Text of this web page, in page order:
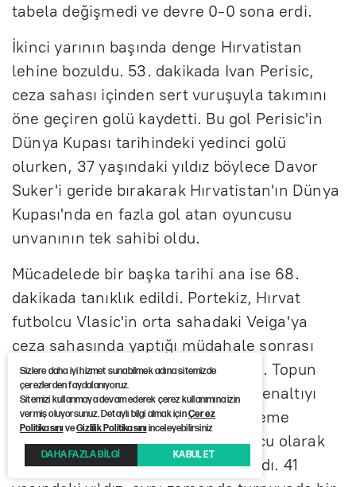
tabela değişmedi ve devre 0-0 sona erdi.
İkinci yarının başında denge Hırvatistan
lehine bozuldu. 53. dakikada Ivan Perisic,
ceza sahası içinden sert vuruşuyla takımını
öne geçiren golü kaydetti. Bu gol Perisic'in
Dünya Kupası tarihindeki yedinci golü
olurken, 37 yaşındaki yıldız böylece Davor
Suker'i geride bırakarak Hırvatistan'ın Dünya
Kupası'nda en fazla gol atan oyuncusu
unvanının tek sahibi oldu.
Mücadelede bir başka tarihi ana ise 68.
dakikada tanıklık edildi. Portekiz, Hırvat
futbolcu Vlasic'in orta sahadaki Veiga'ya
ceza sahasında yaptığı müdahale sonrası
VAR incelemesiyle penaltı kazandı. Topun
başına geçen Cristiano Ronaldo, penaltıyı
gole çevirerek skoru eşitledi ve eleme
turlarında gol atan en yaşlı futbolcu olarak
Dünya Kupası tarihine adını yazdırdı. 41
Sizlere daha iyi hizmet sunabilmek adına sitemizde
çerezlerden faydalanıyoruz.
Sitemizi kullanmaya devam ederek çerez kullanımına izin
vermiş oluyorsunuz. Detaylı bilgi almak içinÇerez
PolitikasınıveGizlilik Politikasınıinceleyebilirsiniz
DAHA FAZLA BİLGİ KABUL ET